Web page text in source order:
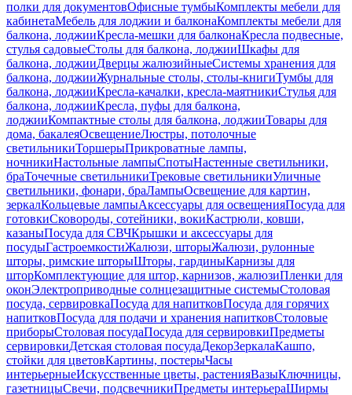
полки для документовОфисные тумбыКомплекты мебели для
кабинетаМебель для лоджии и балконаКомплекты мебели для
балкона, лоджииКресла-мешки для балконаКресла подвесные,
стулья садовыеСтолы для балкона, лоджииШкафы для
балкона, лоджииДверцы жалюзийныеСистемы хранения для
балкона, лоджииЖурнальные столы, столы-книгиТумбы для
балкона, лоджииКресла-качалки, кресла-маятникиСтулья для
балкона, лоджииКресла, пуфы для балкона,
лоджииКомпактные столы для балкона, лоджииТовары для
дома, бакалеяОсвещениеЛюстры, потолочные
светильникиТоршерыПрикроватные лампы,
ночникиНастольные лампыСпотыНастенные светильники,
браТочечные светильникиТрековые светильникиУличные
светильники, фонари, браЛампыОсвещение для картин,
зеркалКольцевые лампыАксессуары для освещенияПосуда для
готовкиСковороды, сотейники, вокиКастрюли, ковши,
казаныПосуда для СВЧКрышки и аксессуары для
посудыГастроемкостиЖалюзи, шторыЖалюзи, рулонные
шторы, римские шторыШторы, гардиныКарнизы для
шторКомплектующие для штор, карнизов, жалюзиПленки для
оконЭлектроприводные солнцезащитные системыСтоловая
посуда, сервировкаПосуда для напитковПосуда для горячих
напитковПосуда для подачи и хранения напитковСтоловые
приборыСтоловая посудаПосуда для сервировкиПредметы
сервировкиДетская столовая посудаДекорЗеркалаКашпо,
стойки для цветовКартины, постерыЧасы
интерьерныеИскусственные цветы, растенияВазыКлючницы,
газетницыСвечи, подсвечникиПредметы интерьераШирмы